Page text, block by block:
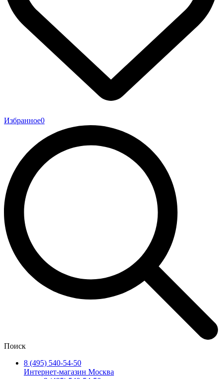
Избранное0
Поиск
8 (495) 540-54-50
Интернет-магазин Москва